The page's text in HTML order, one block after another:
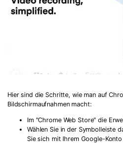
Hier sind die Schritte, wie man auf
Bildschirmaufnahmen macht:
Im "Chrome Web Store" die
Wählen Sie in der Symbolleiste
Sie sich mit Ihrem Google-Konto